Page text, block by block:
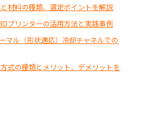
材料の種類、選定ポイントを解説
プリンターの活用方法と実践事例
マル（形状適応）冷却チャネルでの
式の種類とメリット、デメリットを